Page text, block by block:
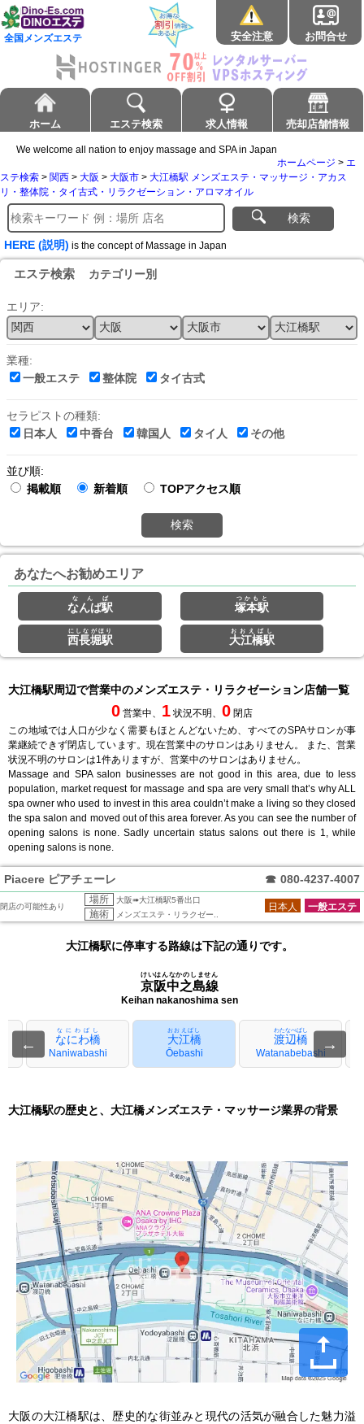
全国メンズエステ 安全注意 お問合せ
ホーム エステ検索 求人情報 売却店舗情報
We welcome all nation to enjoy massage and SPA in Japan
ホームページ > エ
ステ検索 > 関西 > 大阪 > 大阪市 > 大江橋駅 メンズエステ・マッサージ・アカス
リ・整体院・タイ古式・リラクゼーション・アロマオイル
検索
HERE (説明) is the concept of Massage in Japan
エステ検索 カテゴリー別
エリア:
業種:
一般エステ
整体院 タイ古式
セラピストの種類:
日本人
中香台 韓国人 タイ人 その他
並び順:
掲載順
新着順 TOPアクセス順
検索
あなたへお勧めエリア
なんば駅
なんば
塚本駅
つかもと
西長堀駅
にしながほり
大江橋駅
おおえばし
大江橋駅周辺で営業中のメンズエステ・リラクゼーション店舗一覧
0 営業中、 1 状況不明、 0 閉店
この地域では人口が少なく需要もほとんどないため、すべてのSPAサロンが事
業継続できず閉店しています。現在営業中のサロンはありません。 また、営業
状況不明のサロンは1件ありますが、営業中のサロンはありません。
Massage and SPA salon businesses are not good in this area, due to less
population, market request for massage and spa are very small that’s why ALL
spa owner who used to invest in this area couldn’t make a living so they closed
the spa salon and moved out of this area forever. As you can see the number of
opening salons is none. Sadly uncertain status salons out there is 1, while
opening salons is none.
Piacere ピアチェーレ ☎ 080-4237-4007
閉店の可能性あり
場所 大阪➠大江橋駅5番出口
施術 メンズエステ・リラクゼー..
一般エステ
日本人
大江橋駅に停車する路線は下記の通りです。
京阪中之島線
けいはんなかのしません
Keihan nakanoshima sen
← なにわ橋
なにわばし
Naniwabashi
大江橋
おおえばし
Ōebashi
渡辺橋
わたなべばし
Watanabebashi
→
大江橋駅の歴史と、大江橋メンズエステ・マッサージ業界の背景
大阪の大江橋駅は、歴史的な街並みと現代の活気が融合した魅力溢